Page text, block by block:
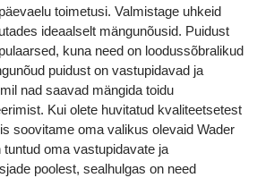
toimetusi. Valmistage uhkeid
ideaalselt mängunõusid. Puidust
kuna need on loodussõbralikud
puidust on vastupidavad ja
nad saavad mängida toidu
Kui olete huvitatud kvaliteetsetest
soovitame oma valikus olevaid Wader
tuntud oma vastupidavate ja
poolest, sealhulgas on need